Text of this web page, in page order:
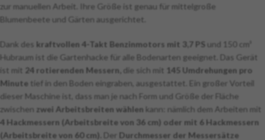
zur manuellen Arbeit. Ihre Größe ist genau für mittelgroße
Blumenbeete und Gärten ausgerichtet.
Dank des kraftvollen 4-Takt Benzinmotors mit 3,7 PS und 150 cm³
Hubraum ist die Gartenhacke für alle Bodenarten geeignet. Das Gerät
ist mit 24 rotierenden Messern, die sich mit 145 Umdrehungen pro
Minute tief in den Boden eingraben, ausgestattet. Ein großer Vorteil
dieser Maschine ist, dass man je nach Form und Größe der Fläche
zwischen zwei Arbeitsbreiten wählen kann: nämlich dem Arbeiten mit
4 Hackmessern (Arbeitsbreite von 36 cm) oder mit 6 Hackmessern
(Arbeitsbreite von 60 cm).
Der Durchmesser der Messersätze